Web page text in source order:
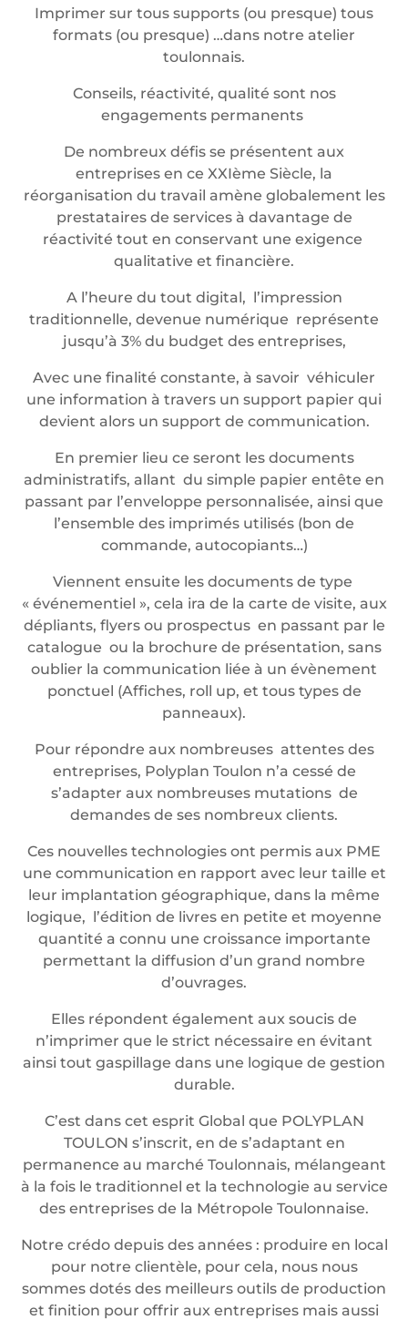
Imprimer sur tous supports (ou presque) tous
formats (ou presque) …dans notre atelier
toulonnais.
Conseils, réactivité, qualité sont nos
engagements permanents
De nombreux défis se présentent aux
entreprises en ce XXIème Siècle, la
réorganisation du travail amène globalement les
prestataires de services à davantage de
réactivité tout en conservant une exigence
qualitative et financière.
A l’heure du tout digital, l’impression
traditionnelle, devenue numérique représente
jusqu’à 3% du budget des entreprises,
Avec une finalité constante, à savoir véhiculer
une information à travers un support papier qui
devient alors un support de communication.
En premier lieu ce seront les documents
administratifs, allant du simple papier entête en
passant par l’enveloppe personnalisée, ainsi que
l’ensemble des imprimés utilisés (bon de
commande, autocopiants…)
Viennent ensuite les documents de type
« événementiel », cela ira de la carte de visite, aux
dépliants, flyers ou prospectus en passant par le
catalogue ou la brochure de présentation, sans
oublier la communication liée à un évènement
ponctuel (Affiches, roll up, et tous types de
panneaux).
Pour répondre aux nombreuses attentes des
entreprises, Polyplan Toulon n’a cessé de
s’adapter aux nombreuses mutations de
demandes de ses nombreux clients.
Ces nouvelles technologies ont permis aux PME
une communication en rapport avec leur taille et
leur implantation géographique, dans la même
logique, l’édition de livres en petite et moyenne
quantité a connu une croissance importante
permettant la diffusion d’un grand nombre
d’ouvrages.
Elles répondent également aux soucis de
n’imprimer que le strict nécessaire en évitant
ainsi tout gaspillage dans une logique de gestion
durable.
C’est dans cet esprit Global que POLYPLAN
TOULON s’inscrit, en de s’adaptant en
permanence au marché Toulonnais, mélangeant
à la fois le traditionnel et la technologie au service
des entreprises de la Métropole Toulonnaise.
Notre crédo depuis des années : produire en local
pour notre clientèle, pour cela, nous nous
sommes dotés des meilleurs outils de production
et finition pour offrir aux entreprises mais aussi